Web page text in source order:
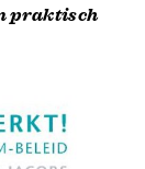
praktisch